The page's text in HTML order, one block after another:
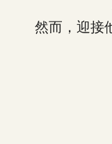
然而，迎接他